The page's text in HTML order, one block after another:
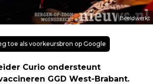
Beeldwerkt
toe als voorkeursbron op Google
Curio ondersteunt
GGD West-Brabant.